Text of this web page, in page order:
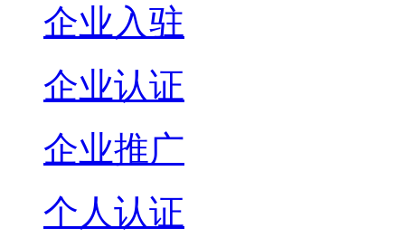
企业入驻
企业认证
企业推广
个人认证